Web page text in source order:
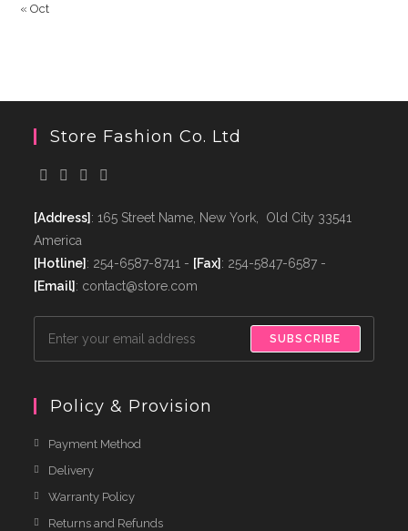
« Oct
Store Fashion Co. Ltd
[Address]: 165 Street Name, New York, Old City 33541
America
[Hotline]: 254-6587-8741 - [Fax]: 254-5847-6587 -
[Email]: contact@store.com
SUBSCRIBE
Policy & Provision
Payment Method
Delivery
Warranty Policy
Returns and Refunds